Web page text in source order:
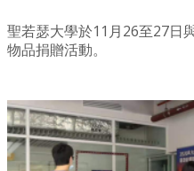
聖若瑟大學於11月26至27日
物品捐贈活動。